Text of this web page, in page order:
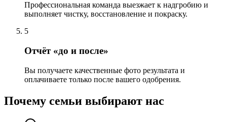
Профессиональная команда выезжает к надгробию и
выполняет чистку, восстановление и покраску.
5
Отчёт «до и после»
Вы получаете качественные фото результата и
оплачиваете только после вашего одобрения.
Почему семьи выбирают нас